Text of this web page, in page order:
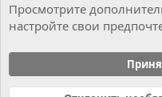
Cookies
Russian
Просмотрите
настройте свои